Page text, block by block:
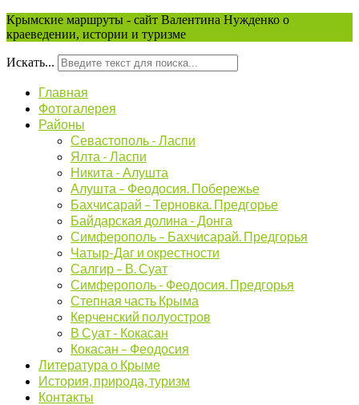
Крымские маршруты - сайт Валентина Нужденко о
краеведении, истории и туризме
Искать...
Главная
Фотогалерея
Районы
Севастополь - Ласпи
Ялта - Ласпи
Никита - Алушта
Алушта – Феодосия. Побережье
Бахчисарай – Терновка. Предгорье
Байдарская долина - Донга
Симферополь – Бахчисарай. Предгорья
Чатыр-Даг и окрестности
Салгир – В. Суат
Симферополь - Феодосия. Предгорья
Степная часть Крыма
Керченский полуостров
В Суат - Кокасан
Кокасан – Феодосия
Литература о Крыме
История, природа, туризм
Контакты